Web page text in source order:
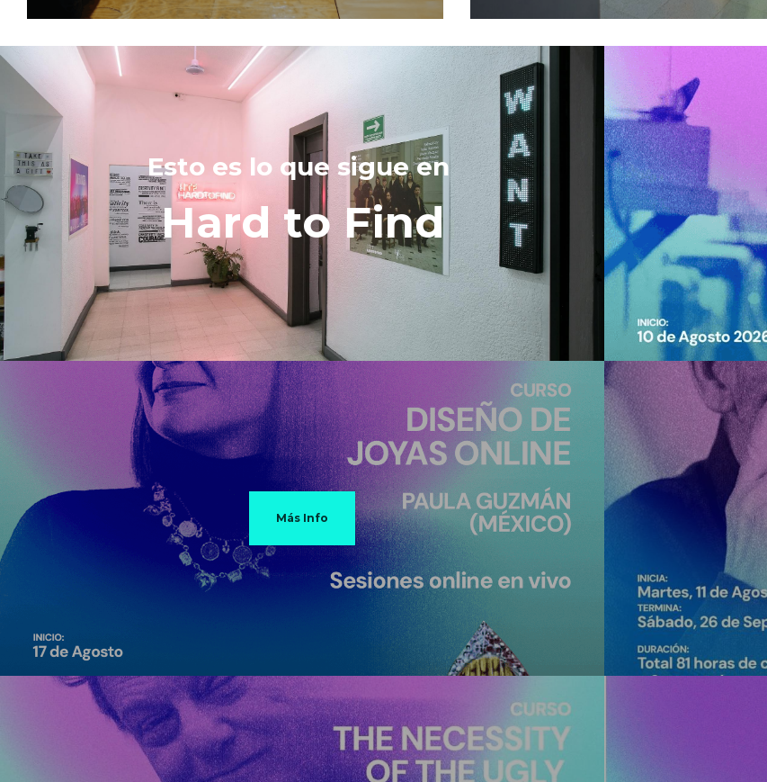
Esto es lo que sigue en
Hard to Find
Más Info